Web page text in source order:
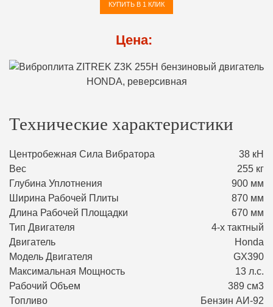
КУПИТЬ В 1 КЛИК
Цена:
Технические характеристики
Центробежная Сила Вибратора
38 кН
Вес
255 кг
Глубина Уплотнения
900 мм
Ширина Рабочей Плиты
870 мм
Длина Рабочей Площадки
670 мм
Тип Двигателя
4-х тактный
Двигатель
Honda
Модель Двигателя
GX390
Максимальная Мощность
13 л.с.
Рабочий Объем
389 см3
Топливо
Бензин АИ-92